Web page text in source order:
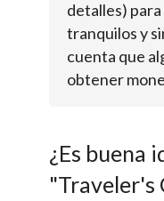
detalles)
tranquilos y
cuenta que
obtener
¿Es buena
"Traveler's